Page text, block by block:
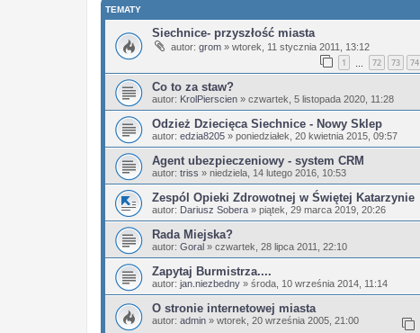
TEMATY
Siechnice- przyszłość miasta
autor: grom » wtorek, 11 stycznia 2011, 13:12
1 72 73 74
Co to za staw?
autor: KrolPierscien » czwartek, 5 listopada 2020, 11:28
Odzież Dziecięca Siechnice - Nowy Sklep
autor: edzia8205 » poniedziałek, 20 kwietnia 2015, 09:57
Agent ubezpieczeniowy - system CRM
autor: triss » niedziela, 14 lutego 2016, 10:53
Zespól Opieki Zdrowotnej w Świętej Katarzynie
autor: Dariusz Sobera » piątek, 29 marca 2019, 20:26
Rada Miejska?
autor: Goral » czwartek, 28 lipca 2011, 22:10
Zapytaj Burmistrza....
autor: jan.niezbedny » środa, 10 września 2014, 11:14
O stronie internetowej miasta
autor: admin » wtorek, 20 września 2005, 21:00